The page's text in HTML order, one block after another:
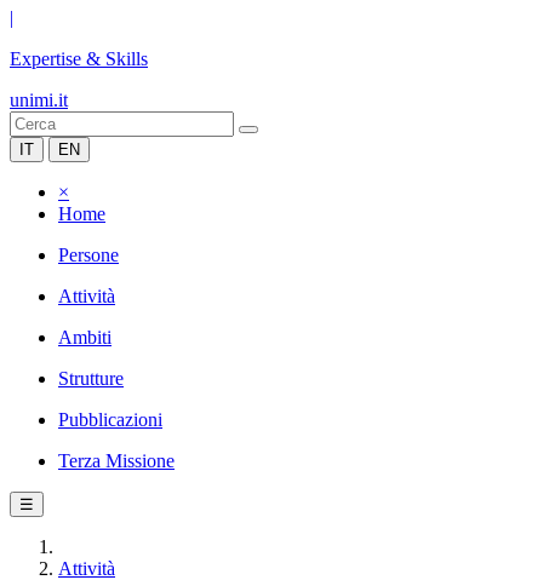
|
Expertise & Skills
unimi.it
IT EN
×
Home
Persone
Attività
Ambiti
Strutture
Pubblicazioni
Terza Missione
☰
Attività